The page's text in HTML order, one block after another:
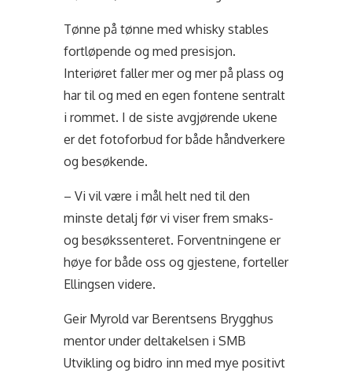
Tønne på tønne med whisky stables
fortløpende og med presisjon.
Interiøret faller mer og mer på plass og
har til og med en egen fontene sentralt
i rommet. I de siste avgjørende ukene
er det fotoforbud for både håndverkere
og besøkende.
– Vi vil være i mål helt ned til den
minste detalj før vi viser frem smaks-
og besøkssenteret. Forventningene er
høye for både oss og gjestene, forteller
Ellingsen videre.
Geir Myrold var Berentsens Brygghus
mentor under deltakelsen i SMB
Utvikling og bidro inn med mye positivt